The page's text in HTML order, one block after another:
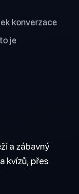
konverzace
je
a zábavný
kvízů, přes